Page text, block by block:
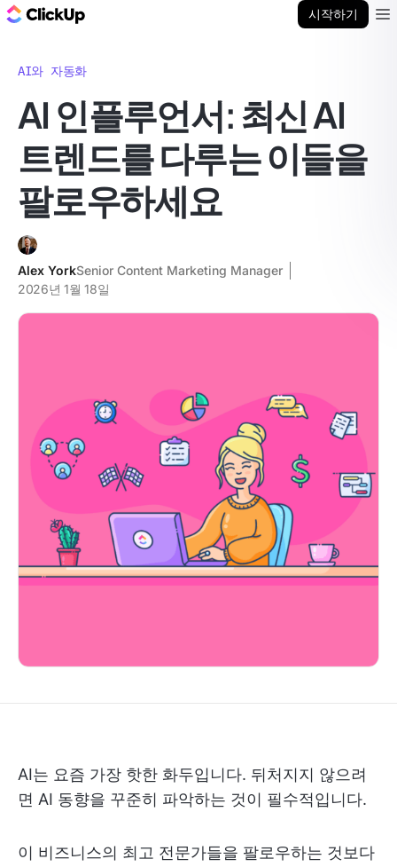
시작하기
AI와 자동화
AI 인플루언서: 최신 AI
트렌드를 다루는 이들을
팔로우하세요
Alex YorkSenior Content Marketing Manager
2026년 1월 18일
AI는 요즘 가장 핫한 화두입니다. 뒤처지지 않으려
면 AI 동향을 꾸준히 파악하는 것이 필수적입니다.
이 비즈니스의 최고 전문가들을 팔로우하는 것보다